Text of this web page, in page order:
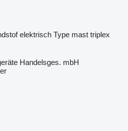
elektrisch Type mast triplex
Handelsges. mbH